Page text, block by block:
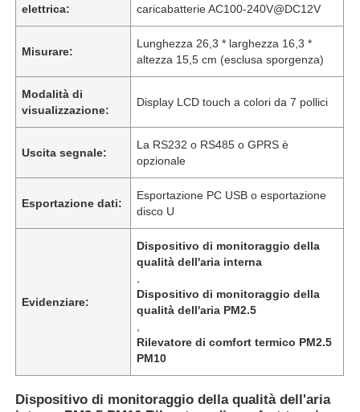
elettrica:
caricabatterie AC100-240V@DC12V
Misurare:
Lunghezza 26,3 * larghezza 16,3 *
altezza 15,5 cm (esclusa sporgenza)
Modalità di
visualizzazione:
Display LCD touch a colori da 7 pollici
Uscita segnale:
La RS232 o RS485 o GPRS è
opzionale
Esportazione dati:
Esportazione PC USB o esportazione
disco U
Evidenziare:
Dispositivo di monitoraggio della
qualità dell'aria interna
Dispositivo di monitoraggio della
qualità dell'aria PM2.5
Rilevatore di comfort termico PM2.5
PM10
Dispositivo di monitoraggio della qualità dell'aria